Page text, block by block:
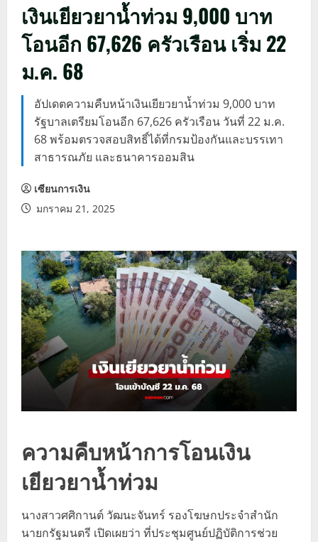
เงินเยียวยาน้ำท่วม 9,000 บาท
โอนอีก 67,626 ครัวเรือน เริ่ม 22
ม.ค. 68
อัปเดตความคืบหน้าเงินเยียวยาน้ำท่วม 9,000 บาท
รัฐบาลเตรียมโอนอีก 67,626 ครัวเรือน วันที่ 22 ม.ค.
68 พร้อมตรวจสอบสิทธิ์ได้ที่กรมป้องกันและบรรเทา
สาธารณภัย และธนาคารออมสิน
เซียนการเงิน
มกราคม 21, 2025
ความคืบหน้าการโอนเงิน
เยียวยาน้ำท่วม
นางสาวศศิกานต์ วัฒนะจันทร์ รองโฆษกประจำสำนัก
นายกรัฐมนตรี เปิดเผยว่า ที่ประชุมศูนย์ปฏิบัติการช่วย